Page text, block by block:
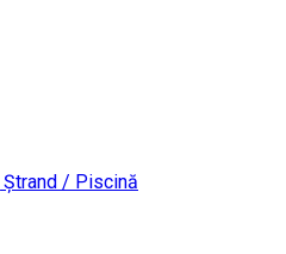
Ștrand / Piscină